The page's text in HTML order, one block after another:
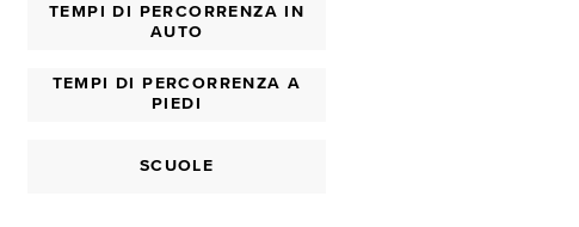
TEMPI DI PERCORRENZA IN
AUTO
TEMPI DI PERCORRENZA A
PIEDI
SCUOLE